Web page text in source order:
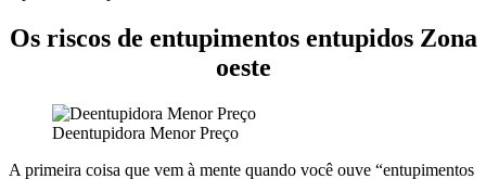
Os riscos de entupimentos entupidos Zona
oeste
Deentupidora Menor Preço
A primeira coisa que vem à mente quando você ouve “entupimentos